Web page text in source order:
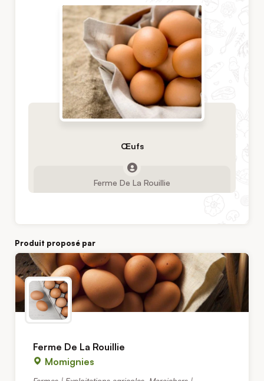
Œufs
Ferme De La Rouillie
Produit proposé par
Ferme De La Rouillie
Momignies